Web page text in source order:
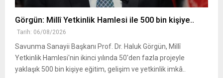
Görgün: Millî Yetkinlik Hamlesi ile 500 bin kişiye..
Tarih: 06/08/2026
Savunma Sanayii Başkanı Prof. Dr. Haluk Görgün, Millî
Yetkinlik Hamlesi'nin ikinci yılında 50'den fazla projeyle
yaklaşık 500 bin kişiye eğitim, gelişim ve yetkinlik imkâ..